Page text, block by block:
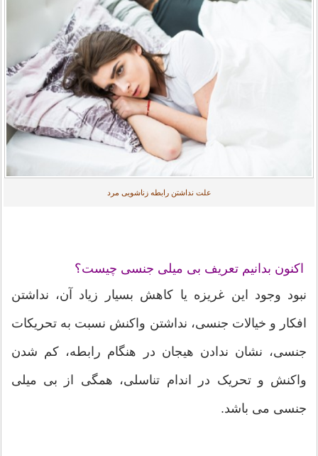
علت نداشتن رابطه زناشویی مرد
اکنون بدانیم تعریف بی میلی جنسی چیست؟
نبود وجود این غریزه یا کاهش بسیار زیاد آن، نداشتن
افکار و خیالات جنسی، نداشتن واکنش نسبت به تحریکات
جنسی، نشان ندادن هیجان در هنگام رابطه، کم شدن
واکنش و تحریک در اندام تناسلی، همگی از بی میلی
جنسی می باشد.